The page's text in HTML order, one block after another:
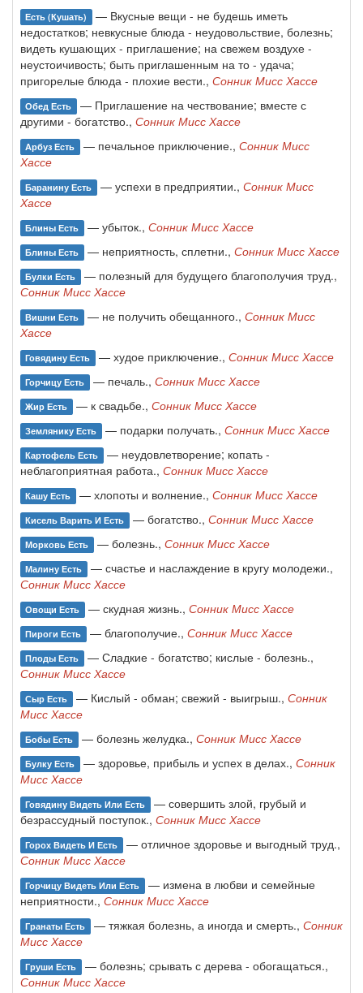
Есть (кушать) — Вкусные вещи - не будешь иметь
недостатков; невкусные блюда - неудовольствие, болезнь;
видеть кушающих - приглашение; на свежем воздухе -
неустоичивость; быть приглашенным на то - удача;
пригорелые блюда - плохие вести., Сонник Мисс Хассе
Обед Есть — Приглашение на чествование; вместе с
другими - богатство., Сонник Мисс Хассе
Арбуз Есть — печальное приключение., Сонник Мисс
Хассе
Баранину Есть — успехи в предприятии., Сонник Мисс
Хассе
Блины Есть — убыток., Сонник Мисс Хассе
Блины Есть — неприятность, сплетни., Сонник Мисс Хассе
Булки Есть — полезный для будущего благополучия труд.,
Сонник Мисс Хассе
Вишни Есть — не получить обещанного., Сонник Мисс
Хассе
Говядину Есть — худое приключение., Сонник Мисс Хассе
Горчицу Есть — печаль., Сонник Мисс Хассе
Жир Есть — к свадьбе., Сонник Мисс Хассе
Землянику Есть — подарки получать., Сонник Мисс Хассе
Картофель Есть — неудовлетворение; копать -
неблагоприятная работа., Сонник Мисс Хассе
Кашу Есть — хлопоты и волнение., Сонник Мисс Хассе
Кисель Варить И Есть — богатство., Сонник Мисс Хассе
Морковь Есть — болезнь., Сонник Мисс Хассе
Малину Есть — счастье и наслаждение в кругу молодежи.,
Сонник Мисс Хассе
Овощи Есть — скудная жизнь., Сонник Мисс Хассе
Пироги Есть — благополучие., Сонник Мисс Хассе
Плоды Есть — Сладкие - богатство; кислые - болезнь.,
Сонник Мисс Хассе
Сыр Есть — Кислый - обман; свежий - выигрыш., Сонник
Мисс Хассе
Бобы Есть — болезнь желудка., Сонник Мисс Хассе
Булку Есть — здоровье, прибыль и успех в делах., Сонник
Мисс Хассе
Говядину Видеть Или Есть — совершить злой, грубый и
безрассудный поступок., Сонник Мисс Хассе
Горох Видеть И Есть — отличное здоровье и выгодный труд.,
Сонник Мисс Хассе
Горчицу Видеть Или Есть — измена в любви и семейные
неприятности., Сонник Мисс Хассе
Гранаты Есть — тяжкая болезнь, а иногда и смерть., Сонник
Мисс Хассе
Груши Есть — болезнь; срывать с дерева - обогащаться.,
Сонник Мисс Хассе